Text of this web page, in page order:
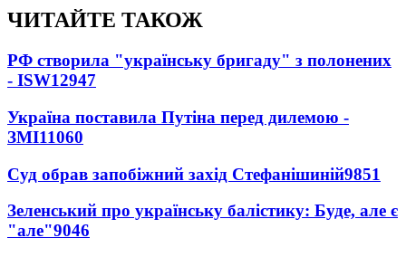
ЧИТАЙТЕ ТАКОЖ
РФ створила "українську бригаду" з полонених
- ISW12947
Україна поставила Путіна перед дилемою -
ЗМІ11060
Суд обрав запобіжний захід Стефанішиній9851
Зеленський про українську балістику: Буде, але є
"але"9046